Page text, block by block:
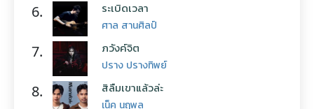
6. ระเบิดเวลา
ศาล สานศิลป์
7. ภวังค์จิต
ปราง ปรางทิพย์
8. สิลืมเขาแล้วล่ะ
เน็ค นฤพล